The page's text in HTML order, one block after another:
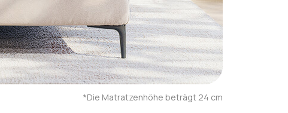
*Die Matratzenhöhe beträgt 24 cm